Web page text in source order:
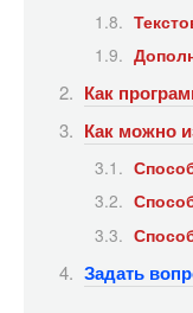
Как
Как можно
Задать